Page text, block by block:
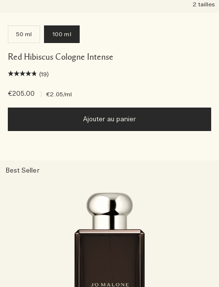
2 tailles
50 ml 100 ml
Red Hibiscus Cologne Intense
(19)
€205.00 €2.05/ml
Ajouter au panier
Best Seller